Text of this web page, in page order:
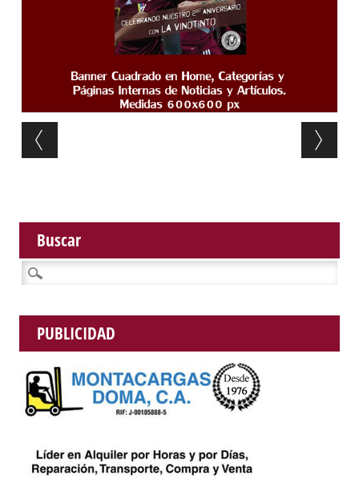
Post navigation
Buscar
Buscar:
PUBLICIDAD